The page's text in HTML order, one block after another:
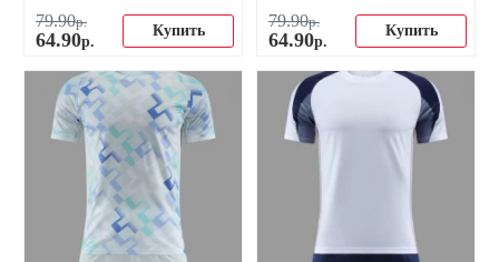
79.90р.
64.90р.
Купить
79.90р.
64.90р.
Купить